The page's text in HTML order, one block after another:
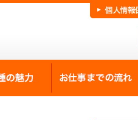
る職種 各職種の魅力